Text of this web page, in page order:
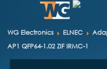
WG Electronics ELNEC
AP1 QFP64-1.02 ZIF IRMC-1